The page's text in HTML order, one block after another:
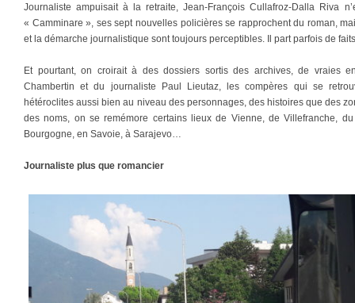
Journaliste ampuisait à la retraite, Jean-François Cullafroz-Dalla Riva
« Camminare », ses sept nouvelles policières se rapprochent du roman,
et la démarche journalistique sont toujours perceptibles. Il part parfois de
Et pourtant, on croirait à des dossiers sortis des archives, de vraies
Chambertin et du journaliste Paul Lieutaz, les compères qui se
hétéroclites aussi bien au niveau des personnages, des histoires que des
des noms, on se remémore certains lieux de Vienne, de Villefranche,
Bourgogne, en Savoie, à Sarajevo…
Journaliste plus que romancier